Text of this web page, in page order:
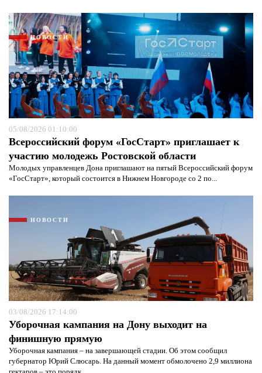
НОВОСТИ
05/08/2026 01:10:00
Всероссийский форум «ГосСтарт» приглашает к
участию молодежь Ростовской области
Молодых управленцев Дона приглашают на пятый Всероссийский форум
«ГосСтарт», который состоится в Нижнем Новгороде со 2 по...
НОВОСТИ
03/08/2026 17:14:00
Уборочная кампания на Дону выходит на
финишную прямую
Уборочная кампания – на завершающей стадии. Об этом сообщил
губернатор Юрий Слюсарь. На данный момент обмолочено 2,9 миллиона